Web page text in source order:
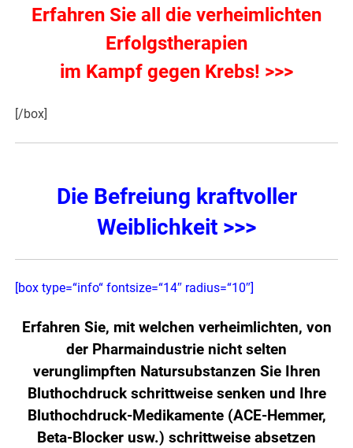
Erfahren Sie all die verheimlichten
Erfolgstherapien
im Kampf gegen Krebs! >>>
[/box]
Die Befreiung kraftvoller
Weiblichkeit >>>
[box type=“info“ fontsize=“14″ radius=“10″]
Erfahren Sie, mit welchen verheimlichten, von
der Pharmaindustrie nicht selten
verunglimpften Natursubstanzen Sie Ihren
Bluthochdruck schrittweise senken und Ihre
Bluthochdruck-Medikamente (ACE-Hemmer,
Beta-Blocker usw.) schrittweise absetzen